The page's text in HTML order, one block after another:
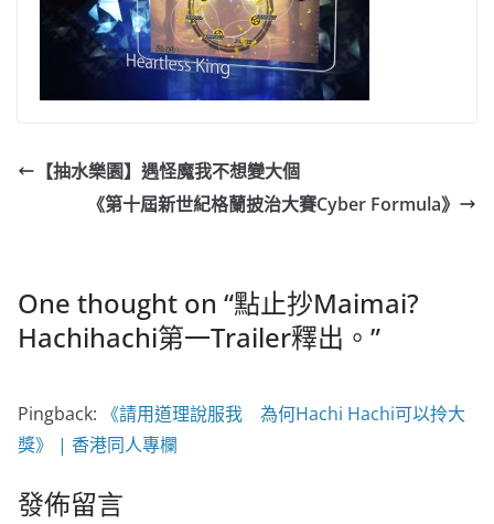
【抽水樂園】遇怪魔我不想變大個
《第十屆新世紀格蘭披治大賽Cyber Formula》
One thought on “點止抄Maimai?
Hachihachi第一Trailer釋出。 ”
Pingback: 《請用道理說服我 為何Hachi Hachi可以拎大
獎》 | 香港同人專欄
發佈留言